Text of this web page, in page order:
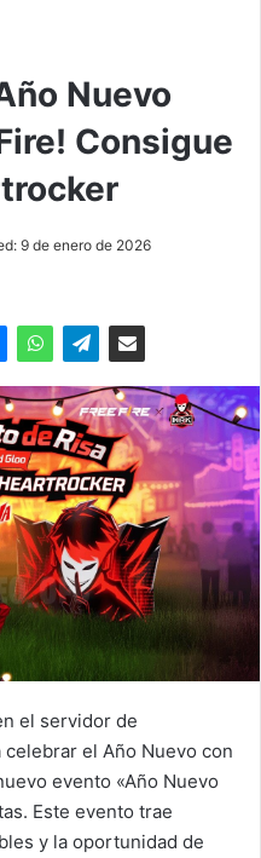
Nuevo
Consigue
9 de enero de 2026
el servidor de
el Año Nuevo con
evento «Año Nuevo
Este evento trae
y la oportunidad de